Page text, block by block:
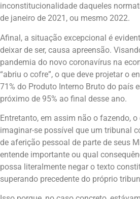
inconstitucionalidade daqueles
de janeiro de 2021, ou mesmo 2022.
Afinal, a situação excepcional é
deixar de ser, causa apreensão.
pandemia do novo coronavírus na
“abriu o cofre”, o que deve projetar o
71% do Produto Interno Bruto do país
próximo de 95% ao final desse ano.
Entretanto, em assim não o fazendo,
imaginar-se possível que um tribunal
de aferição pessoal de parte de seus
entende importante ou qual
possa literalmente negar o texto
superando precedente do próprio